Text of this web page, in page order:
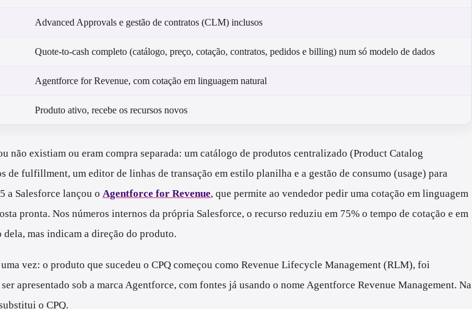
Advanced Approvals e gestão de contratos (CLM) inclusos
Quote-to-cash completo (catálogo, preço, cotação, contratos, pedidos e billing) num só modelo de dados
Agentforce for Revenue, com cotação em linguagem natural
Produto ativo, recebe os recursos novos
não existiam ou eram compra separada: um catálogo de produtos centralizado (Product Catalog
fulfillment, um editor de linhas de transação em estilo planilha e a gestão de consumo (usage) para
a Salesforce lançou o Agentforce for Revenue, que permite ao vendedor pedir uma cotação em linguagem
pronta. Nos números internos da própria Salesforce, o recurso reduziu em 75% o tempo de cotação e em
mas indicam a direção do produto.
vez: o produto que sucedeu o CPQ começou como Revenue Lifecycle Management (RLM), foi
apresentado sob a marca Agentforce, com fontes já usando o nome Agentforce Revenue Management. Na
o CPQ.